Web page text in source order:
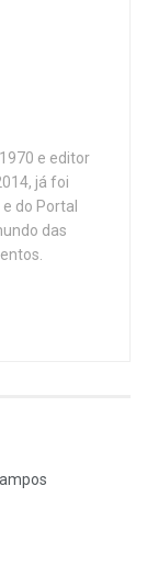
e editor
já foi
do Portal
das